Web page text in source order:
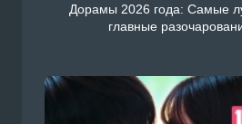
Дорамы 2026 года: Самые
главные